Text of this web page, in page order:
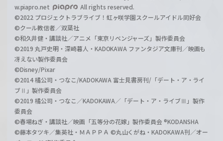
w.piapro.net
All rights reserved.
©2022 プロジェクトラブライブ！虹ヶ咲学園スクールアイドル同好会
©クール教信者／双葉社
©和久井健・講談社／アニメ「東京リベンジャーズ」製作委員会
©2019 丸戸史明・深崎暮人・KADOKAWA ファンタジア文庫刊／映画も
冴えない製作委員会
©Disney/Pixar
©2014 橘公司・つなこ/KADOKAWA 富士見書房刊/「デート・ア・ライ
ブⅡ」製作委員会
©2019 橘公司・つなこ／KADOKAWA／「デート・ア・ライブⅢ」製作
委員会
©春場ねぎ・講談社／映画「五等分の花嫁」製作委員会 ®KODANSHA
©藤本タツキ／集英社・ＭＡＰＰＡ ©丸山くがね・KADOKAWA刊／オー